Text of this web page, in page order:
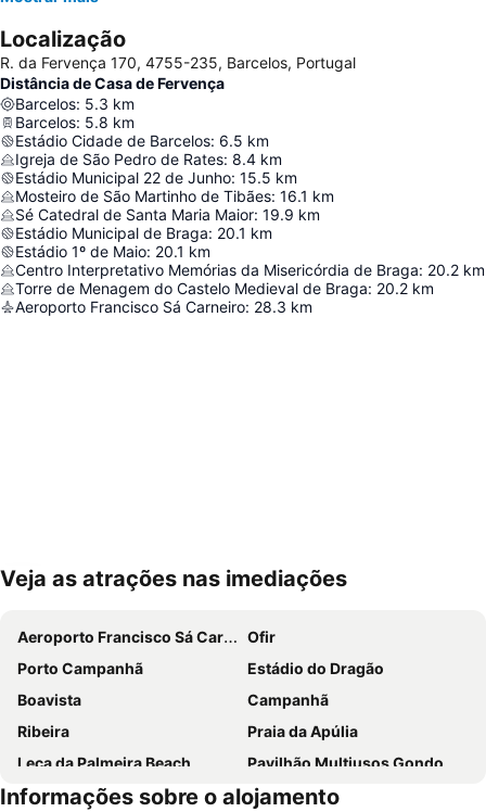
Localização
R. da Fervença 170, 4755-235, Barcelos, Portugal
Distância de Casa de Fervença
Barcelos: 5.3 km
Barcelos: 5.8 km
Estádio Cidade de Barcelos: 6.5 km
Igreja de São Pedro de Rates: 8.4 km
Estádio Municipal 22 de Junho: 15.5 km
Mosteiro de São Martinho de Tibães: 16.1 km
Sé Catedral de Santa Maria Maior: 19.9 km
Estádio Municipal de Braga: 20.1 km
Estádio 1º de Maio: 20.1 km
Centro Interpretativo Memórias da Misericórdia de Braga: 20.2 km
Torre de Menagem do Castelo Medieval de Braga: 20.2 km
Aeroporto Francisco Sá Carneiro: 28.3 km
Ampliar mapa
Veja as atrações nas imediações
Aeroporto Francisco Sá Carneiro
Ofir
Porto Campanhã
Estádio do Dragão
Boavista
Campanhã
Ribeira
Praia da Apúlia
Leça da Palmeira Beach
Pavilhão Multiusos Gondomar
Cais de Gaia
Magikland
Informações sobre o alojamento